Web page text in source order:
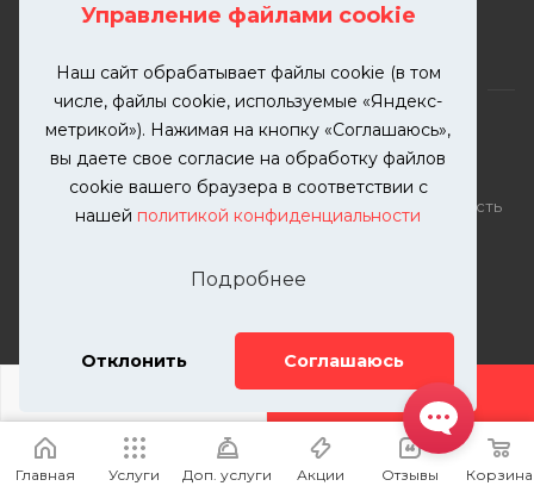
Управление файлами cookie
Наш сайт обрабатывает файлы cookie (в том
числе, файлы cookie, используемые «Яндекс-
метрикой»). Нажимая на кнопку «Соглашаюсь»,
вы даете свое согласие на обработку файлов
cookie вашего браузера в соответствии с
нашей политикой конфиденциальности
Подробнее
Отклонить Соглашаюсь
ДОБАВИТЬ УСЛУГУ
2026 © KUTUZOVV | Кузовной ремонт и покраска
автомобилей. Вся информация на сайте – собственность
разрешения запрещена. Все права защищены.
Телефон: 8(499)-302-00-57
Главная Услуги Доп. услуги Акции Отзывы Корзина